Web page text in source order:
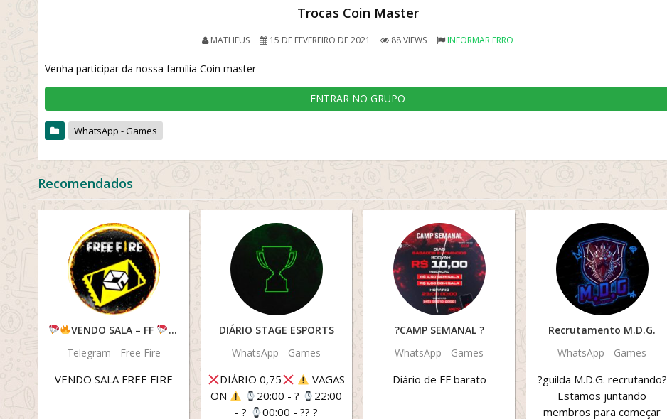
Trocas Coin Master
MATHEUS 15 DE FEVEREIRO DE 2021 88 VIEWS INFORMAR ERRO
Venha participar da nossa família Coin master
ENTRAR NO GRUPO
WhatsApp - Games
Recomendados
VENDO SALA – FF
Telegram - Free Fire
VENDO SALA FREE FIRE
DIÁRIO STAGE ESPORTS
WhatsApp - Games
DIÁRIO 0,75
VAGAS
ON
20:00 - ?
22:00
- ?
00:00 - ?? ?
?CAMP SEMANAL ?
WhatsApp - Games
Diário de FF barato
Recrutamento M.D.G.
WhatsApp - Games
?guilda M.D.G. recrutando?
Estamos juntando
membros para começar